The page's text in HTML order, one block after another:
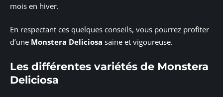
mois en hiver.
En respectant ces quelques conseils, vous pourrez profiter
d’une Monstera Deliciosa saine et vigoureuse.
Les différentes variétés de Monstera
Deliciosa